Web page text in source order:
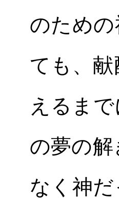
のため
ても、
えるま
の夢の
なく神